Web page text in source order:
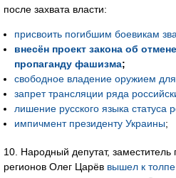
после захвата власти:
присвоить погибшим боевикам
внесён проект закона об
пропаганду фашизма;
свободное владение оружием
запрет трансляции ряда
лишение русского языка статуса
импичмент президенту Украины;
10. Народный депутат,
регионов Олег Царёв вышел к